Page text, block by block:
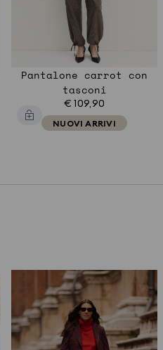
Pantalone carrot con
tasconi
€ 109,90
NUOVI ARRIVI